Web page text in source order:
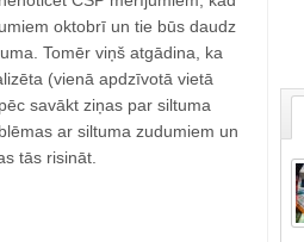
oktobrī un tie būs daudz
Tomēr viņš atgādina, ka
(vienā apdzīvotā vietā
savākt ziņas par siltuma
ar siltuma zudumiem un
tās risināt.